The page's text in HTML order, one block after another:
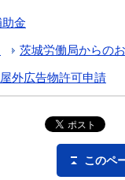
金
茨城労働局からの
屋外広告物許可申請
このペ